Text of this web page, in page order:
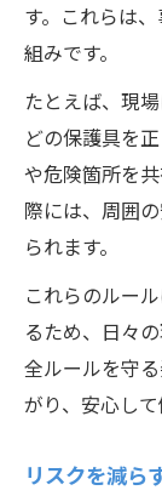
す。これらは
組みです。
たとえば、現
どの保護具を
や危険箇所を
際には、周囲
られます。
これらのルー
るため、日々
全ルールを守
がり、安心し
リスクを減ら